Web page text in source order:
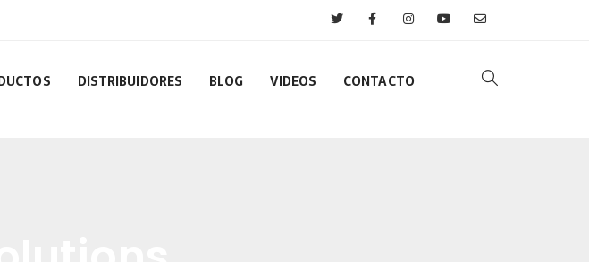
DISTRIBUIDORES BLOG VIDEOS CONTACTO